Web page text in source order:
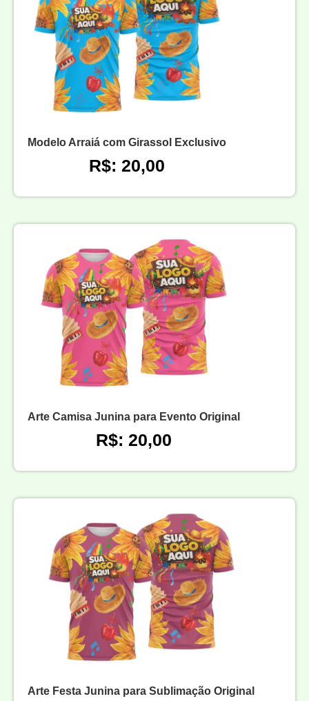
Modelo Arraiá com Girassol Exclusivo
R$: 20,00
Arte Camisa Junina para Evento Original
R$: 20,00
Arte Festa Junina para Sublimação Original